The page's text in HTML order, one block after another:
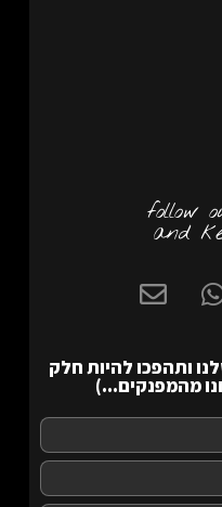
follow
and
ותהפכו להיות חלק
מהמפנקים...)